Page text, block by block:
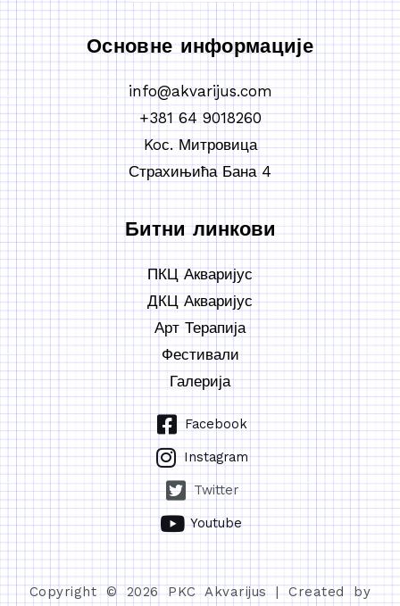
Основне информације
info@akvarijus.com
+381 64 9018260
Koс. Митровица
Страхињића Бана 4
Битни линкови
ПКЦ Акваријус
ДКЦ Акваријус
Арт Терапија
Фестивали
Галерија
Facebook
Instagram
Twitter
Youtube
Copyright © 2026 PKC Akvarijus | Created by